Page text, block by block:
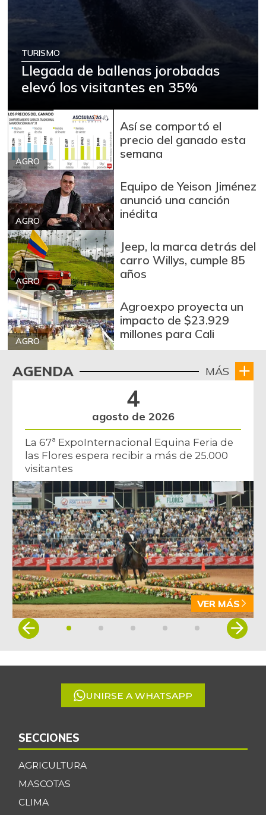
TURISMO
Llegada de ballenas jorobadas
elevó los visitantes en 35%
AGRO
Así se comportó el
precio del ganado esta
semana
AGRO
Equipo de Yeison Jiménez
anunció una canción
inédita
AGRO
Jeep, la marca detrás del
carro Willys, cumple 85
años
AGRO
Agroexpo proyecta un
impacto de $23.929
millones para Cali
AGENDA MÁS
4
agosto de 2026
La 67ª ExpoInternacional Equina Feria de
las Flores espera recibir a más de 25.000
visitantes
VER MÁS
Item
5
UNIRSE A WHATSAPP
SECCIONES
AGRICULTURA
MASCOTAS
CLIMA